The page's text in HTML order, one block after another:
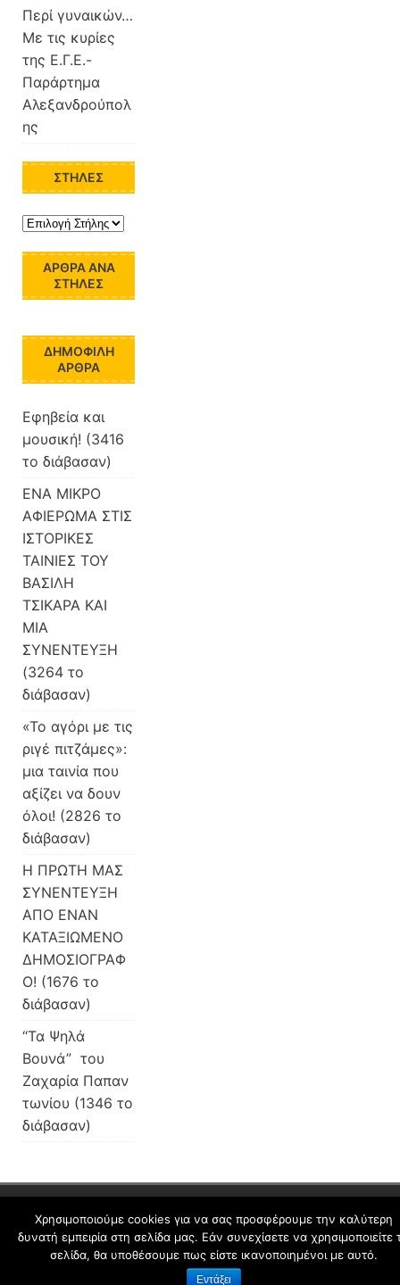
Περί γυναικών…
Με τις κυρίες
της Ε.Γ.Ε.-
Παράρτημα
Αλεξανδρούπολ
ης
ΣΤΉΛΕΣ
ΆΡΘΡΑ ΑΝΆ
ΣΤΉΛΕΣ
ΔΗΜΟΦΙΛΉ
ΆΡΘΡΑ
Εφηβεία και
μουσική! (3416
το διάβασαν)
ΕΝΑ ΜΙΚΡΟ
ΑΦΙΕΡΩΜΑ ΣΤΙΣ
ΙΣΤΟΡΙΚΕΣ
ΤΑΙΝΙΕΣ ΤΟΥ
ΒΑΣΙΛΗ
ΤΣΙΚΑΡΑ ΚΑΙ
ΜΙΑ
ΣΥΝΕΝΤΕΥΞΗ
(3264 το
διάβασαν)
«Το αγόρι με τις
ριγέ πιτζάμες»:
μια ταινία που
αξίζει να δουν
όλοι! (2826 το
διάβασαν)
H ΠΡΩΤΗ ΜΑΣ
ΣΥΝΕΝΤΕΥΞΗ
ΑΠΟ ΕΝΑΝ
ΚΑΤΑΞΙΩΜΕΝΟ
ΔΗΜΟΣΙΟΓΡΑΦ
Ο! (1676 το
διάβασαν)
“Τα Ψηλά
Βουνά” του
Ζαχαρία Παπαν
τωνίου (1346 το
διάβασαν)
Όροι Χρήσης schoolpress.sch.gr|Δήλωση
Χρησιμοποιούμε cookies για να σας προσφέρουμε την καλύτερη
δυνατή εμπειρία στη σελίδα μας. Εάν συνεχίσετε να χρησιμοποιείτε
σελίδα, θα υποθέσουμε πως είστε ικανοποιημένοι με αυτό.
Εντάξει